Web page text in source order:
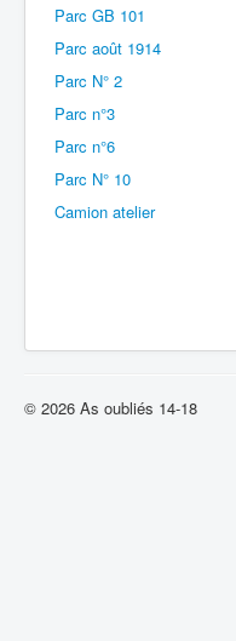
Formation
Doctrines
Les As
Cahiers des As
Parc GB 101
Parc août 1914
Parc N° 2
Parc n°3
Parc n°6
Parc N° 10
Camion atelier
© 2026 As oubliés 14-18